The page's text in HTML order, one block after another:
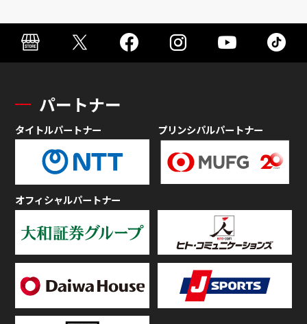
パートナー
タイトルパートナー プリンシパルパートナー
オフィシャルパートナー